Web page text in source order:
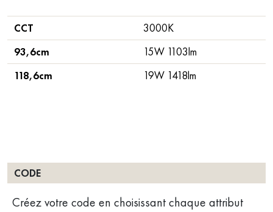
CCT
3000K
93,6cm
15W 1103lm
118,6cm
19W 1418lm
CODE
Créez votre code en choisissant chaque attribut